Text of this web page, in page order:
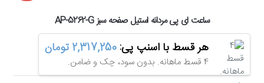
ساعت ای پی مردانه استیل صفحه سبز AP-5262-G
هر قسط با اسنپ پی:2,317,250 تومان
4 قسط ماهانه. بدون سود، چک و ضامن.